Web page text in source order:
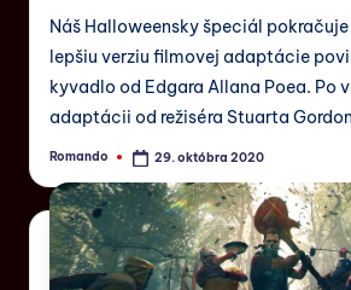
Náš Halloweensky špeciál
lepšiu verziu filmovej adaptácie
kyvadlo od Edgara Allana Poea. Po
adaptácii od režiséra Stuarta
Romando 29. októbra 2020